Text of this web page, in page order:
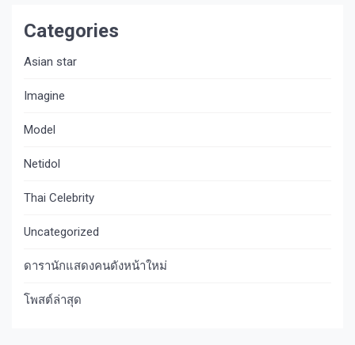
Categories
Asian star
Imagine​
Model
Netidol
Thai Celebrity
Uncategorized
ดารานักแสดงคนดังหน้าใหม่
โพสต์ล่าสุด